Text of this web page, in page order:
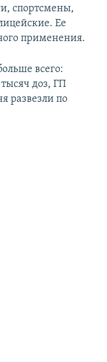
спортсмены,
Ее
применения.
всего:
доз, ГП
развезли по